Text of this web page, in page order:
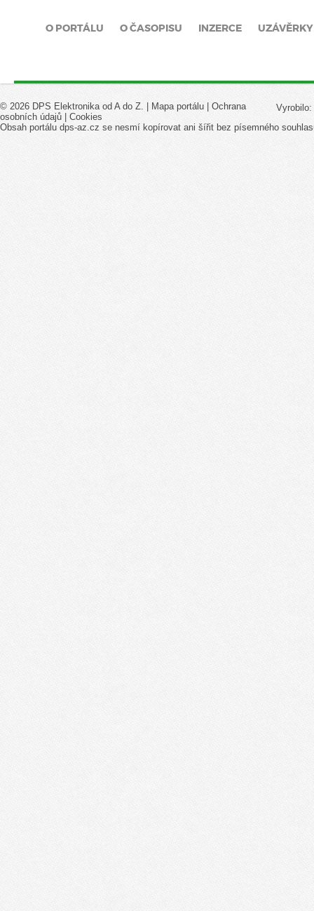
O PORTÁLU O ČASOPISU INZERCE UZÁVĚRKY
Vyrobilo:
© 2026 DPS Elektronika od A do Z. | Mapa portálu
Ochrana
osobních údajů
Cookies
Obsah portálu dps-az.cz se nesmí kopírovat ani šířit bez písemného